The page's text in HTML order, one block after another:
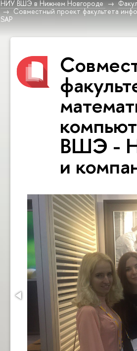
НИУ ВШЭ в Нижнем Новгороде
Совместный проект факультета
SAP
ВШЭ -
и